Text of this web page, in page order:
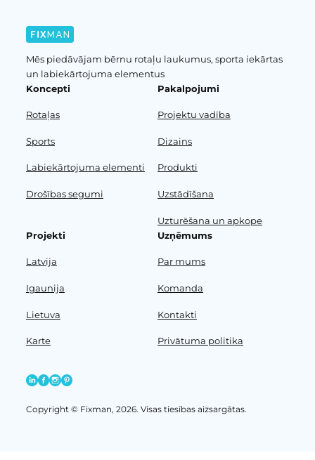
Mēs piedāvājam bērnu rotaļu laukumus, sporta iekārtas
un labiekārtojuma elementus
Koncepti
Rotaļas
Sports
Labiekārtojuma elementi
Drošības segumi
Pakalpojumi
Projektu vadība
Dizains
Produkti
Uzstādīšana
Uzturēšana un apkope
Projekti
Latvija
Igaunija
Lietuva
Karte
Uzņēmums
Par mums
Komanda
Kontakti
Privātuma politika
Copyright © Fixman, 2026. Visas tiesības aizsargātas.